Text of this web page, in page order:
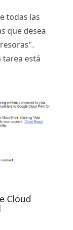
todas las
que desea
tarea está
Cloud